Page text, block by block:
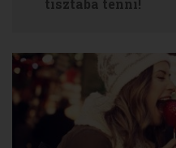
tisztába tenni!